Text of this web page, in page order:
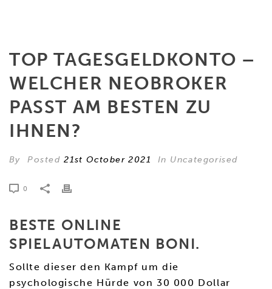
TOP TAGESGELDKONTO –
WELCHER NEOBROKER
PASST AM BESTEN ZU
IHNEN?
By Posted21st October 2021 In Uncategorised
0
BESTE ONLINE
SPIELAUTOMATEN BONI.
Sollte dieser den Kampf um die
psychologische Hürde von 30 000 Dollar